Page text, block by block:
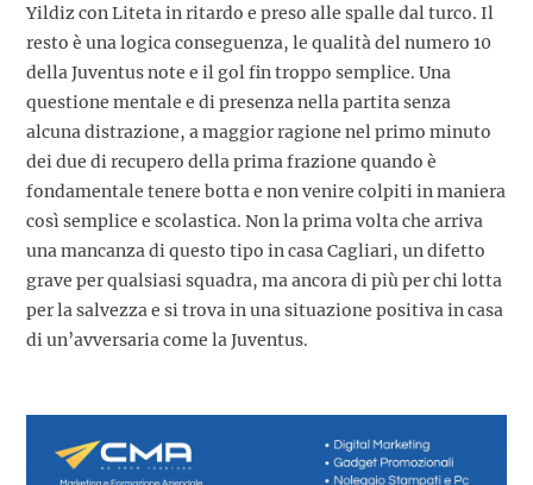
Yildiz con Liteta in ritardo e preso alle spalle dal turco. Il
resto è una logica conseguenza, le qualità del numero 10
della Juventus note e il gol fin troppo semplice. Una
questione mentale e di presenza nella partita senza
alcuna distrazione, a maggior ragione nel primo minuto
dei due di recupero della prima frazione quando è
fondamentale tenere botta e non venire colpiti in maniera
così semplice e scolastica. Non la prima volta che arriva
una mancanza di questo tipo in casa Cagliari, un difetto
grave per qualsiasi squadra, ma ancora di più per chi lotta
per la salvezza e si trova in una situazione positiva in casa
di un’avversaria come la Juventus.